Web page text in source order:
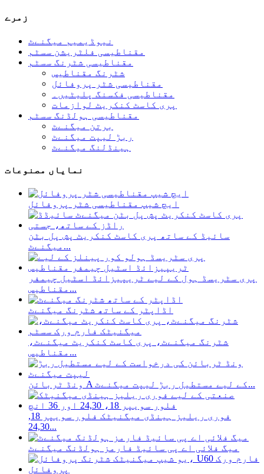
زمرے
نیوڈیمیم میگنےٹ
مقناطیسی فلٹریشن سسٹم
مقناطیسی شٹرنگ سسٹم
شٹرنگ مقناطیس
مقناطیسی شٹر پروفائل
مقناطیسی فکسنگ پلیٹیں۔
پری کاسٹ کنکریٹ لوازمات
مقناطیسی ہولڈنگ سسٹم
برتن میگنےٹ
ربڑ لیپت میگنےٹ
ہینڈلنگ میگنےٹ
نمایاں مصنوعات
ایچ شیپ مقناطیسی شٹر پروفائل
سائیڈ کے ساتھ پری کاسٹ کنکریٹ پش پل بٹن
میگنےٹ...
پری سٹریسڈ ہول کے لیے ٹریپیزائڈ اسٹیل چیمفر
مقناطیس...
اڈاپٹر کے ساتھ شٹرنگ میگنےٹ
شٹرنگ میگنےٹ، پری کاسٹ کنکریٹ میگنےٹ،
مقناطیس...
ونڈ ٹربائن A کے لیے مستطیل ربڑ لیپت میگنےٹ...
فوری ریلیز ہینڈی میگنیٹک فلور سویپر 18,
24,30...
میگ فلائی اے پی سائیڈ فارمز ہولڈنگ میگنےٹ